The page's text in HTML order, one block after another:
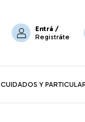
Entrá /
Registráte
CUIDADOS Y